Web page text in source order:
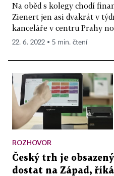
Na oběd s kolegy chodí
Zienert jen asi dvakrát v
kanceláře v centru Prahy
22. 6. 2022 ▪ 5 min. čtení
ROZHOVOR
Český trh je
dostat na Západ,